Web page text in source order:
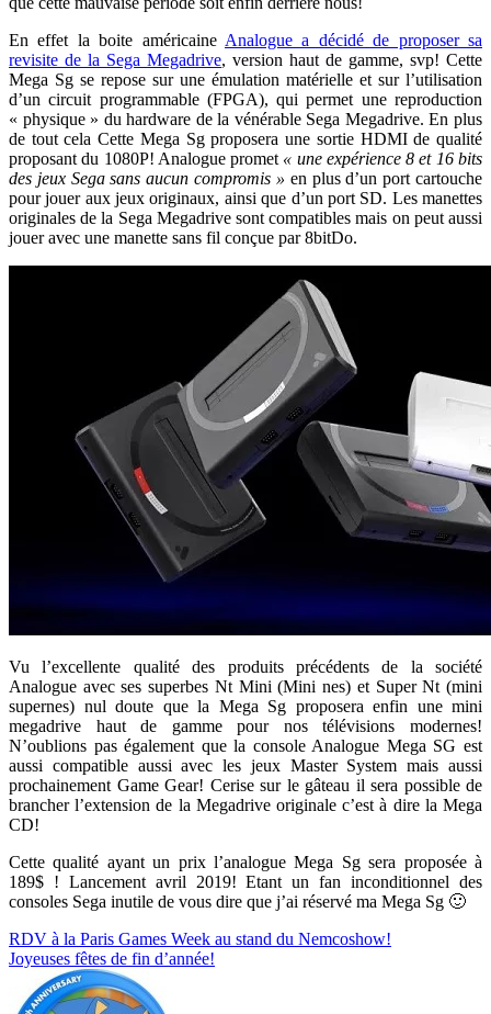
En effet la boite américaine Analogue a décidé de proposer sa
revisite de la Sega Megadrive, version haut de gamme, svp! Cette
Mega Sg se repose sur une émulation matérielle et sur l’utilisation
d’un circuit programmable (FPGA), qui permet une reproduction
« physique » du hardware de la vénérable Sega Megadrive. En plus
de tout cela Cette Mega Sg proposera une sortie HDMI de qualité
proposant du 1080P! Analogue promet « une expérience 8 et 16 bits
des jeux Sega sans aucun compromis » en plus d’un port cartouche
pour jouer aux jeux originaux, ainsi que d’un port SD. Les manettes
originales de la Sega Megadrive sont compatibles mais on peut aussi
jouer avec une manette sans fil conçue par 8bitDo.
Vu l’excellente qualité des produits précédents de la société
Analogue avec ses superbes Nt Mini (Mini nes) et Super Nt (mini
supernes) nul doute que la Mega Sg proposera enfin une mini
megadrive haut de gamme pour nos télévisions modernes!
N’oublions pas également que la console Analogue Mega SG est
aussi compatible aussi avec les jeux Master System mais aussi
prochainement Game Gear! Cerise sur le gâteau il sera possible de
brancher l’extension de la Megadrive originale c’est à dire la Mega
CD!
Cette qualité ayant un prix l’analogue Mega Sg sera proposée à
189$ ! Lancement avril 2019! Etant un fan inconditionnel des
consoles Sega inutile de vous dire que j’ai réservé ma Mega Sg 🙂
Navigation
de
l’article
RDV à la Paris Games Week au stand du Nemcoshow!
Joyeuses fêtes de fin d’année!